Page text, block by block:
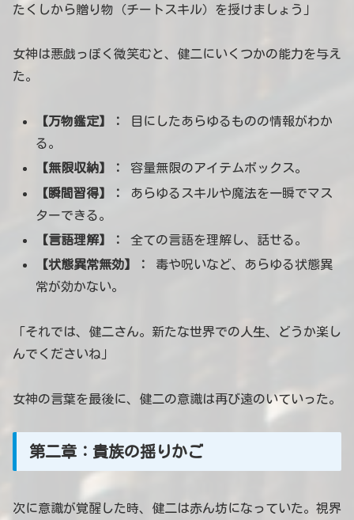
たくしから贈り物（チートスキル）を授けましょう」
女神は悪戯っぽく微笑むと、健二にいくつかの能力を与え
た。
【万物鑑定】：
目にしたあらゆるものの情報がわか
る。
【無限収納】：
容量無限のアイテムボックス。
【瞬間習得】：
あらゆるスキルや魔法を一瞬でマス
ターできる。
【言語理解】：
全ての言語を理解し、話せる。
【状態異常無効】：
毒や呪いなど、あらゆる状態異
常が効かない。
「それでは、健二さん。新たな世界での人生、どうか楽し
んでくださいね」
女神の言葉を最後に、健二の意識は再び遠のいていった。
第二章：貴族の揺りかご
次に意識が覚醒した時、健二は赤ん坊になっていた。視界